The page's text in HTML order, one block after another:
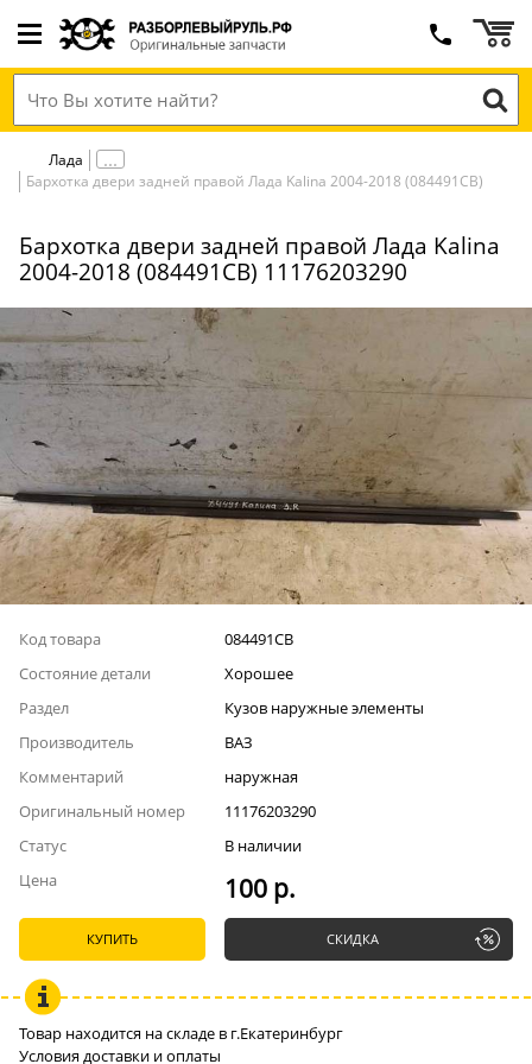
Лада
Бархотка двери задней правой Лада Kalina 2004-2018 (084491СВ)
Бархотка двери задней правой Лада Kalina
2004-2018 (084491СВ) 11176203290
Код товара
084491СВ
Состояние детали
Хорошее
Раздел
Кузов наружные элементы
Производитель
ВАЗ
Комментарий
наружная
Оригинальный номер
11176203290
Статус
В наличии
Цена
100 р.
КУПИТЬ СКИДКА
Товар находится на складе в г.Екатеринбург
Условия доставки и оплаты